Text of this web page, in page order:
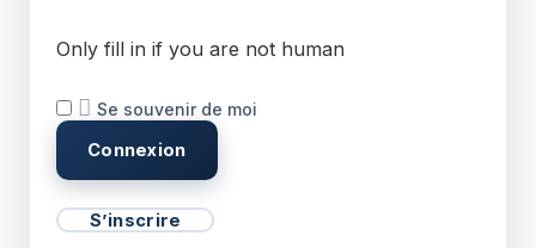
Only fill in if you are not human
Se souvenir de moi
S’inscrire